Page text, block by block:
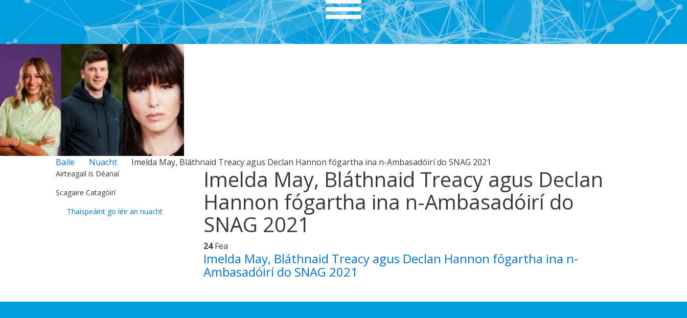
Baile Nuacht Imelda May, Bláthnaid Treacy agus Declan Hannon fógartha ina n-Ambasadóirí do SNAG 2021
Imelda May, Bláthnaid Treacy agus Declan
Hannon fógartha ina n-Ambasadóirí do
SNAG 2021
24Fea
Imelda May, Bláthnaid Treacy agus Declan Hannon fógartha ina n-
Ambasadóirí do SNAG 2021
Airteagail is Déanaí
Scagaire Catagóirí
Thaispeáint go léir an nuacht